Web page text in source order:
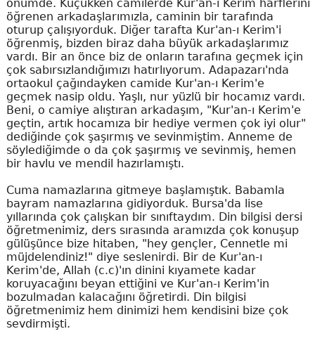
önümde. Küçükken camilerde Kur'an-ı Kerim harflerini
öğrenen arkadaşlarımızla, caminin bir tarafında
oturup çalışıyorduk. Diğer tarafta Kur'an-ı Kerim'i
öğrenmiş, bizden biraz daha büyük arkadaşlarımız
vardı. Bir an önce biz de onların tarafına geçmek için
çok sabırsızlandığımızı hatırlıyorum. Adapazarı'nda
ortaokul çağındayken camide Kur'an-ı Kerim'e
geçmek nasip oldu. Yaşlı, nur yüzlü bir hocamız vardı.
Beni, o camiye alıştıran arkadaşım, "Kur'an-ı Kerim'e
geçtin, artık hocamıza bir hediye vermen çok iyi olur"
dediğinde çok şaşırmış ve sevinmiştim. Anneme de
söylediğimde o da çok şaşırmış ve sevinmiş, hemen
bir havlu ve mendil hazırlamıştı.
Cuma namazlarına gitmeye başlamıştık. Babamla
bayram namazlarına gidiyorduk. Bursa'da lise
yıllarında çok çalışkan bir sınıftaydım. Din bilgisi dersi
öğretmenimiz, ders sırasında aramızda çok konuşup
gülüşünce bize hitaben, "hey gençler, Cennetle mi
müjdelendiniz!" diye seslenirdi. Bir de Kur'an-ı
Kerim'de, Allah (c.c)'ın dinini kıyamete kadar
koruyacağını beyan ettiğini ve Kur'an-ı Kerim'in
bozulmadan kalacağını öğretirdi. Din bilgisi
öğretmenimiz hem dinimizi hem kendisini bize çok
sevdirmişti.